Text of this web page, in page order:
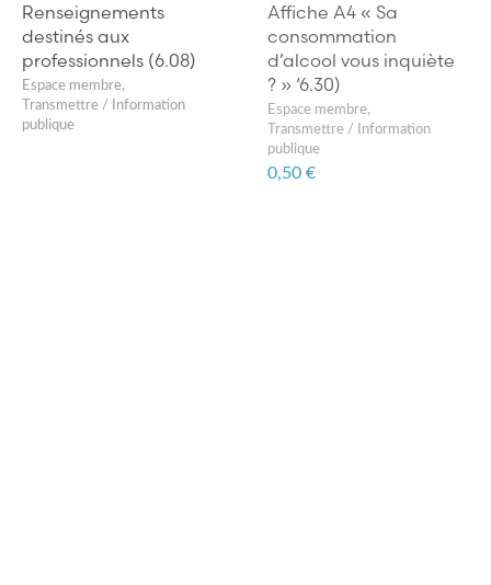
Renseignements
destinés aux
professionnels (6.08)
Espace membre,
Transmettre / Information
publique
Affiche A4 « Sa
consommation
d’alcool vous inquiète
? » ‘6.30)
Espace membre,
Transmettre / Information
publique
0,50 €